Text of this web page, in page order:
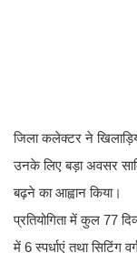
जिला कलेक्टर ने
उनके लिए बड़ा अवसर
बढ़ने का आह्वान किया।
प्रतियोगिता में कुल 77
में 6 स्पर्धाएं तथा सिटिंग